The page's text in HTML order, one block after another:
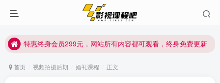
特惠终身会员299元，网站所有内容都可观看，终身免费更新
特惠终身会员299元，网站所有内容都可观看，终身免费更新
首页 视频拍摄后期 婚礼课程 正文